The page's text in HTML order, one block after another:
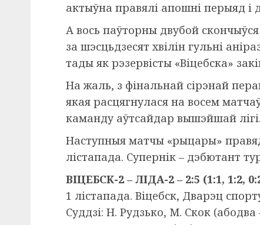
актыўна правялі апошні перыяд і
А вось паўторны двубой
за шэсцьдзесят хвілін гульні
тады як рэзервісты «Віцебска»
На жаль, з фінальнай сірэнай
якая расцягнулася на восем
каманду аўтсайдар вышэйшай лігі.
Наступныя матчы «рыцары»
лістапада. Супернік – дэбютант
ВІЦЕБСК-2 – ЛІДА-2 – 2:5 (1:1, 1:2,
1 лістапада. Віцебск, Дварэц
Суддзі: Н. Рудзько, М. Скок